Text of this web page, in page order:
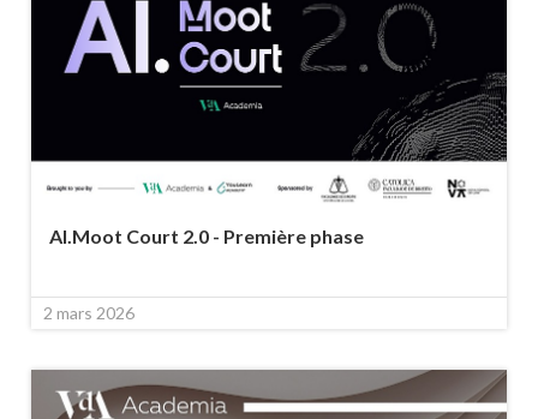
AI.Moot Court 2.0 - Première phase
2 mars 2026